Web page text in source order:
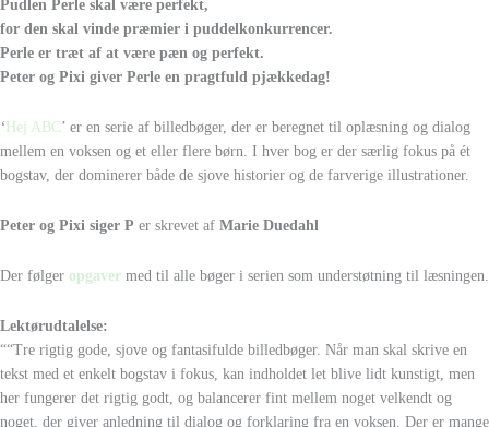
Pudlen Perle skal være perfekt,
for den skal vinde præmier i puddelkonkurrencer.
Perle er træt af at være pæn og perfekt.
Peter og Pixi giver Perle en pragtfuld pjækkedag!
‘ Hej ABC’ er en serie af billedbøger, der er beregnet til oplæsning og dialog
mellem en voksen og et eller flere børn. I hver bog er der særlig fokus på ét
bogstav, der dominerer både de sjove historier og de farverige illustrationer.
Peter og Pixi siger P er skrevet af Marie Duedahl
Der følger opgaver med til alle bøger i serien som understøtning til læsningen.
Lektørudtalelse:
““Tre rigtig gode, sjove og fantasifulde billedbøger. Når man skal skrive en
tekst med et enkelt bogstav i fokus, kan indholdet let blive lidt kunstigt, men
her fungerer det rigtig godt, og balancerer fint mellem noget velkendt og
noget, der giver anledning til dialog og forklaring fra en voksen. Der er mange